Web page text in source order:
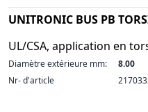
UNITRONIC BUS PB
UL/CSA, application en
Diamètre extérieure mm:
8.00
Nr- d'article